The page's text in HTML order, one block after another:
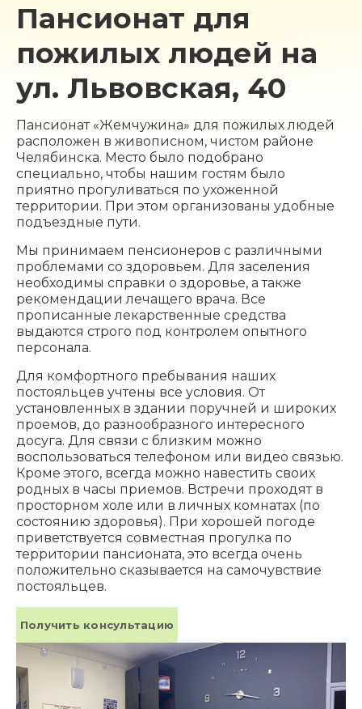
Пансионат для
пожилых людей на
ул. Львовская, 40
Пансионат «Жемчужина» для пожилых людей
расположен в живописном, чистом районе
Челябинска. Место было подобрано
специально, чтобы нашим гостям было
приятно прогуливаться по ухоженной
территории. При этом организованы удобные
подъездные пути.
Мы принимаем пенсионеров с различными
проблемами со здоровьем. Для заселения
необходимы справки о здоровье, а также
рекомендации лечащего врача. Все
прописанные лекарственные средства
выдаются строго под контролем опытного
персонала.
Для комфортного пребывания наших
постояльцев учтены все условия. От
установленных в здании поручней и широких
проемов, до разнообразного интересного
досуга. Для связи с близким можно
воспользоваться телефоном или видео связью.
Кроме этого, всегда можно навестить своих
родных в часы приемов. Встречи проходят в
просторном холе или в личных комнатах (по
состоянию здоровья). При хорошей погоде
приветствуется совместная прогулка по
территории пансионата, это всегда очень
положительно сказывается на самочувствие
постояльцев.
Получить консультацию